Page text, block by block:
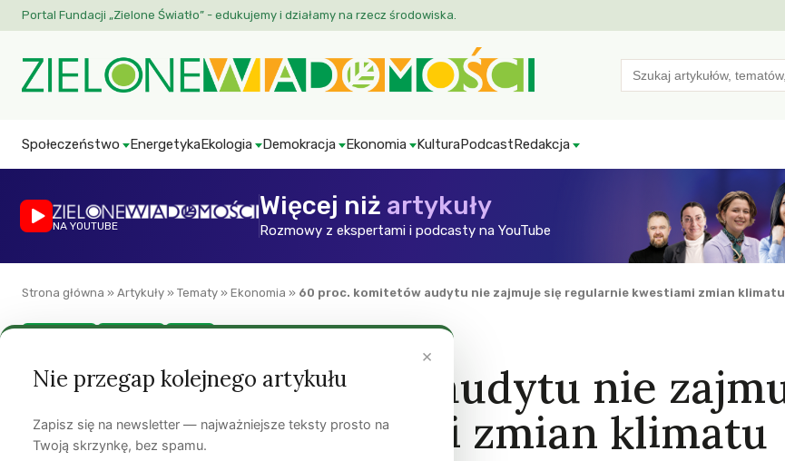
Portal Fundacji „Zielone Światło” - edukujemy i działamy na rzecz środowiska.
Search
for:
Społeczeństwo EnergetykaEkologia Demokracja Ekonomia KulturaPodcastRedakcja
NA YOUTUBE
Więcej niż artykuły
Rozmowy z ekspertami i podcasty na YouTube
Strona główna » Artykuły » Tematy » Ekonomia » 60 proc. komitetów audytu nie zajmuje się regularnie kwestiami zmian klimatu
60 proc. komitetów audytu nie
regularnie kwestiami zmian klimatu
×
Nie przegap kolejnego artykułu
Zapisz się na newsletter — najważniejsze teksty prosto na
Twoją skrzynkę, bez spamu.